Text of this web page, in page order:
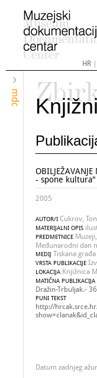
HR|
mdc
- spone kultura"
2005
AUTOR/I Cukrov,
MATERIJALNI OPIS
PREDMETNICE
Međunarodni dan
MEDIJ Tiskana građa
VRSTA PUBLIKACIJE
LOKACIJA Knjižnica
MATIČNA PUBLIKACIJA
Dražin-Trbuljak.-
PUNI TEKST
http://
Datum zadnjeg